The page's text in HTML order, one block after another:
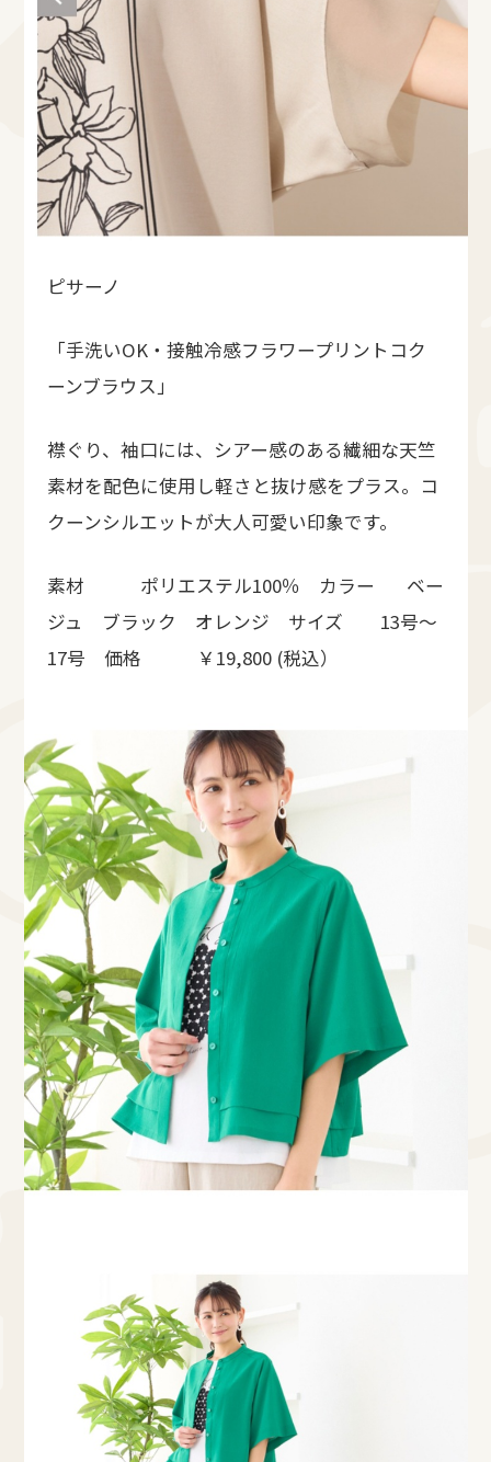
ピサーノ
「手洗いOK・接触冷感フラワープリントコク
ーンブラウス」
襟ぐり、袖口には、シアー感のある繊細な天竺
素材を配色に使用し軽さと抜け感をプラス。コ
クーンシルエットが大人可愛い印象です。
素材 ポリエステル100％ カラー ベー
ジュ ブラック オレンジ サイズ 13号〜
17号 価格 ￥19,800 (税込）